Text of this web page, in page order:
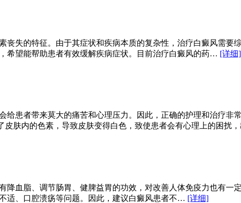
丧失的特征。由于其症状和疾病本质的复杂性，治疗白癜风需要
希望能帮助患者有效缓解疾病症状。目前治疗白癜风的药… [详细]
给患者带来莫大的痛苦和心理压力。因此，正确的护理和治疗非
皮肤内的色素，导致皮肤变得白色，致使患者会有心理上的困扰
降血脂、调节肠胃、健脾益胃的功效，对改善人体免疫力也有一
适、口腔溃疡等问题。因此，建议白癜风患者不… [详细]